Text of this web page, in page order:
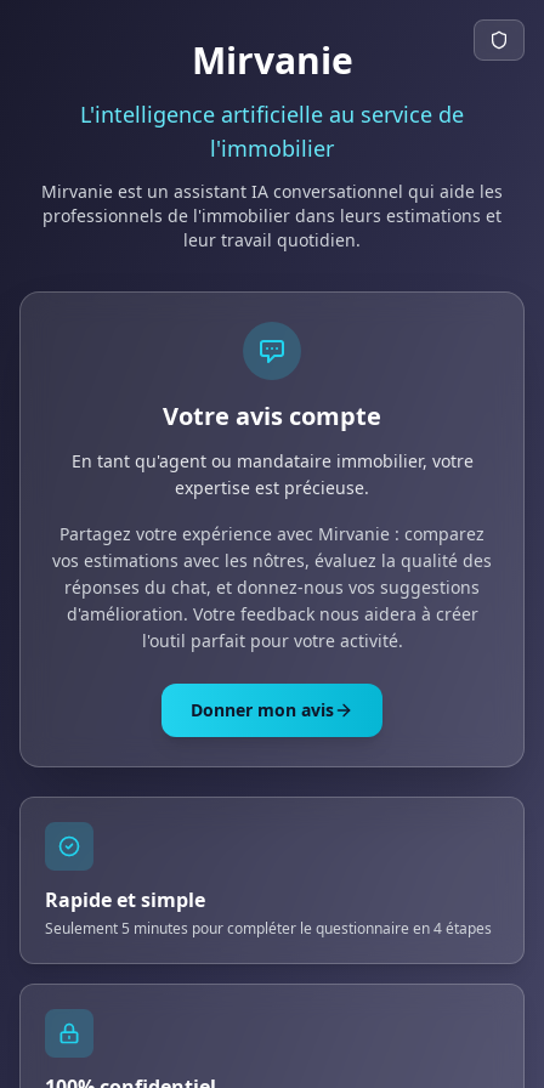
Mirvanie
L'intelligence artificielle au service de
l'immobilier
Mirvanie est un assistant IA conversationnel qui aide les
professionnels de l'immobilier dans leurs estimations et
leur travail quotidien.
Votre avis compte
En tant qu'agent ou mandataire immobilier, votre
expertise est précieuse.
Partagez votre expérience avec Mirvanie : comparez
vos estimations avec les nôtres, évaluez la qualité des
réponses du chat, et donnez-nous vos suggestions
d'amélioration. Votre feedback nous aidera à créer
l'outil parfait pour votre activité.
Donner mon avis
Rapide et simple
Seulement 5 minutes pour compléter le questionnaire en 4 étapes